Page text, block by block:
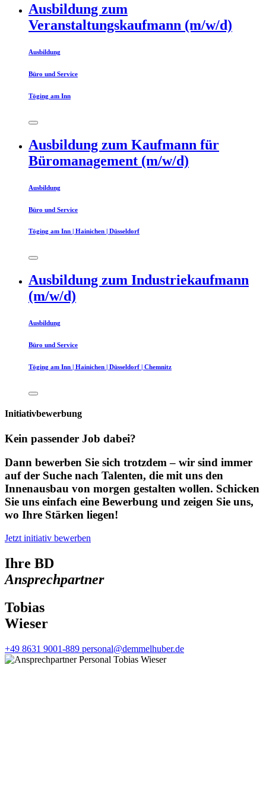
Ausbildung zum
Veranstaltungskaufmann (m/w/d)
Ausbildung
Büro und Service
Töging am Inn
Ausbildung zum Kaufmann für
Büromanagement (m/w/d)
Ausbildung
Büro und Service
Töging am Inn | Hainichen | Düsseldorf
Ausbildung zum Industriekaufmann
(m/w/d)
Ausbildung
Büro und Service
Töging am Inn | Hainichen | Düsseldorf | Chemnitz
Initiativbewerbung
Kein passender Job dabei?
Dann bewerben Sie sich trotzdem – wir sind immer
auf der Suche nach Talenten, die mit uns den
Innenausbau von morgen gestalten wollen. Schicken
Sie uns einfach eine Bewerbung und zeigen Sie uns,
wo Ihre Stärken liegen!
Jetzt initiativ bewerben
Ihre BD
Ansprechpartner
Tobias
Wieser
+49 8631 9001-889 personal@demmelhuber.de